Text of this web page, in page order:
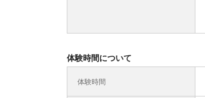
体験時間について
体験時間